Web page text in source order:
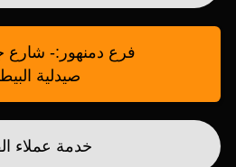
فرع دمنهور:- شارع
صيدلية
خدمة عملاء